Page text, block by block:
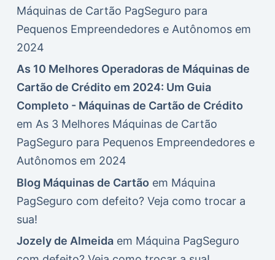
Máquinas de Cartão PagSeguro para
Pequenos Empreendedores e Autônomos em
2024
As 10 Melhores Operadoras de Máquinas de
Cartão de Crédito em 2024: Um Guia
Completo - Máquinas de Cartão de Crédito
em As 3 Melhores Máquinas de Cartão
PagSeguro para Pequenos Empreendedores e
Autônomos em 2024
Blog Máquinas de Cartão em Máquina
PagSeguro com defeito? Veja como trocar a
sua!
Jozely de Almeidaem Máquina PagSeguro